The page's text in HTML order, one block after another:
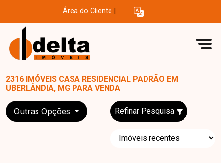
Área do Cliente
2316 IMÓVEIS CASA RESIDENCIAL PADRÃO EM
UBERLÂNDIA, MG PARA VENDA
Outras Opções Refinar Pesquisa